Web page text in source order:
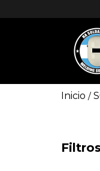
Inicio /
Filtros